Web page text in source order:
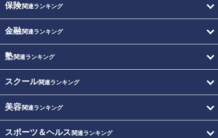
保険関連ランキング
金融関連ランキング
塾関連ランキング
スクール関連ランキング
美容関連ランキング
スポーツ＆ヘルス 関連ランキング